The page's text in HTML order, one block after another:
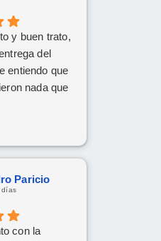
y buen trato,
del
entiendo que
nada que
Paricio
días
con la